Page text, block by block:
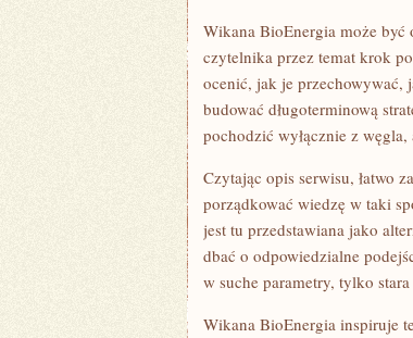
Wikana BioEnergia może być
czytelnika przez temat krok
ocenić, jak je przechowywać,
budować długoterminową
pochodzić wyłącznie z
Czytając opis serwisu, łatwo
porządkować wiedzę w taki
jest tu przedstawiana jako
dbać o odpowiedzialne
w suche parametry, tylko
Wikana BioEnergia inspiruje